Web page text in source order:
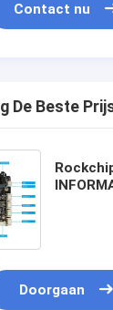
Contact nu
De Beste
Doorgaan